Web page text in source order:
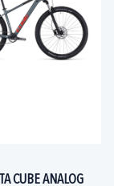
CUBE ANALOG